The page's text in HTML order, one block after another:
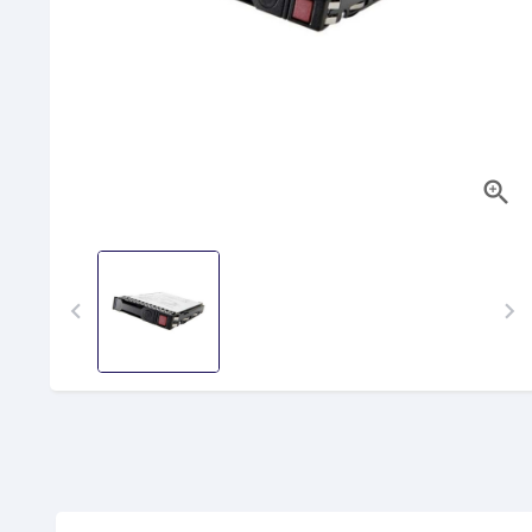

 